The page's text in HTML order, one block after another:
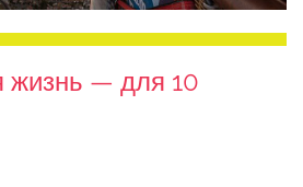
жизнь — для 10